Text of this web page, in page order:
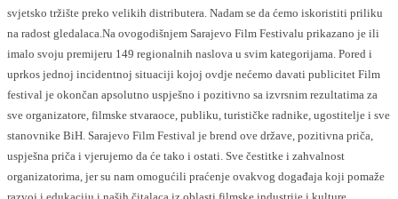
svjetsko tržište preko velikih distributera. Nadam se da ćemo iskoristiti priliku
na radost gledalaca.Na ovogodišnjem Sarajevo Film Festivalu prikazano je ili
imalo svoju premijeru 149 regionalnih naslova u svim kategorijama. Pored i
uprkos jednoj incidentnoj situaciji kojoj ovdje nećemo davati publicitet Film
festival je okončan apsolutno uspješno i pozitivno sa izvrsnim rezultatima za
sve organizatore, filmske stvaraoce, publiku, turističke radnike, ugostitelje i sve
stanovnike BiH. Sarajevo Film Festival je brend ove države, pozitivna priča,
uspješna priča i vjerujemo da će tako i ostati. Sve čestitke i zahvalnost
organizatorima, jer su nam omogućili praćenje ovakvog događaja koji pomaže